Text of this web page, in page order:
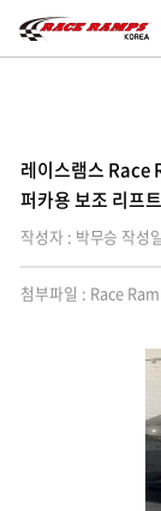
레
이
스
Race
Ramps
Korea
레이스램스 Race
퍼카용 보조 리프
작성자 : 박무승 작성
첨부파일 : Race